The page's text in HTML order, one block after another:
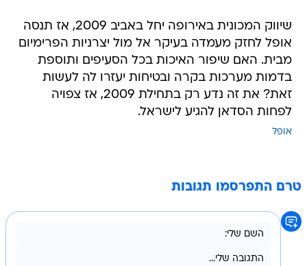
שיווק המכונית באירופה יחל באביב 2009, אז תנסה
אופל לחזק מעמדה בעיקר אל מול יצרניות הפרימיום
מבית. האם שיפור האיכות בכל הסעיפים ותוספת
בדמות מערכות בקרה ובטיחות יעזרו לה לעשות
זאת? את זה נדע רק בתחילת 2009, אז צפויה
לפחות הסדאן להגיע לישראל.
אופל
טרם התפרסמו תגובות